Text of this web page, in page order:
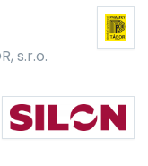
s.r.o.